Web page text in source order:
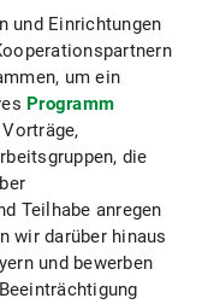
und Einrichtungen
um ein
Programm
die
Teilhabe anregen
wir darüber hinaus
und bewerben